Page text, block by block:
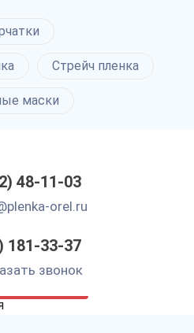
Стрейч пленка
маски
48-11-03
orel.ru
181-33-37
звонок
пленка
в Орле